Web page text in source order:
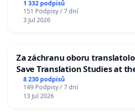
1 332 podpisů
151 Podpisy / 7 dní
3 Jul 2026
Za záchranu oboru
Save Translation Studies at
Charles University
8 230 podpisů
149 Podpisy / 7 dní
13 Jul 2026